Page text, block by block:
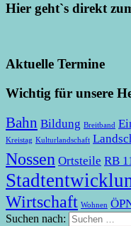
Hier geht`s direkt
Aktuelle Termine
Wichtig für unsere
Bahn Bildung Breitband
Kreistag Kulturlandschaft
Nossen Ortsteile RB
Wirtschaft Wohnen
Suchen nach: